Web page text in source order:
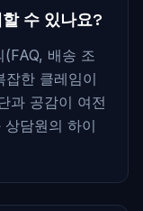
수 있나요?
배송 조
한 클레임이
과 공감이 여전
담원의 하이